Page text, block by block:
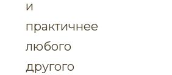
и
практичнее
любого
другого